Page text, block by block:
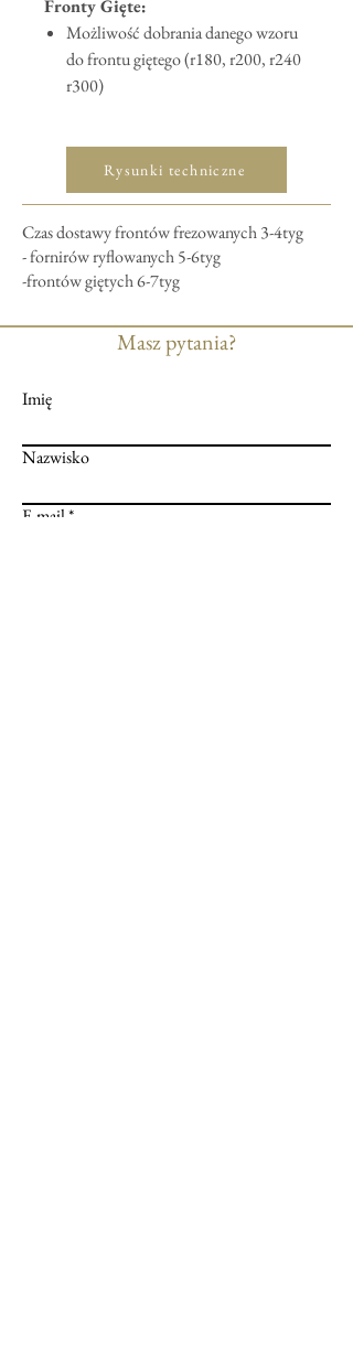
Fronty Gięte:
Możliwość dobrania danego wzoru
do frontu giętego (r180, r200, r240
r300)
Rysunki techniczne
Czas dostawy frontów frezowanych 3-4tyg
- fornirów ryflowanych 5-6tyg
-frontów giętych 6-7tyg
Masz pytania?
Imię
Nazwisko
E-mail